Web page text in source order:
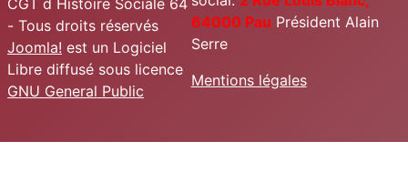
CGT d Histoire Sociale 64
- Tous droits réservés
Joomla! est un Logiciel
Libre diffusé sous licence
GNU General Public
64000 Pau Président Alain
Serre
Mentions légales